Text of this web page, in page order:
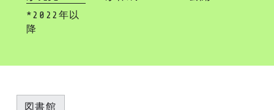
*2022年以
降
図書館